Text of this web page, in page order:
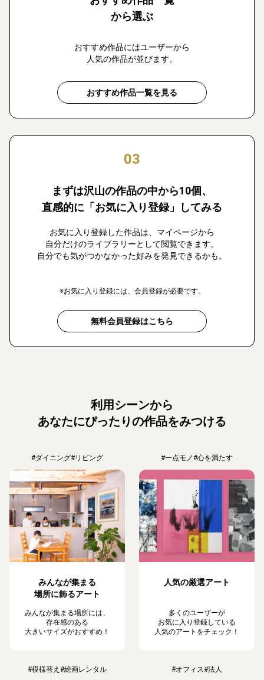
から選ぶ
おすすめ作品にはユーザーから
人気の作品が並びます。
おすすめ作品一覧を見る
03
まずは沢山の作品の中から10個、
直感的に「お気に入り登録」してみる
お気に入り登録した作品は、マイページから
自分だけのライブラリーとして閲覧できます。
自分でも気がつかなかった好みを発見できるかも。
※お気に入り登録には、会員登録が必要です。
無料会員登録はこちら
利用シーンから
あなたにぴったりの作品をみつける
#ダイニング#リビング
みんなが集まる
場所に飾るアート
みんなが集まる場所には、
存在感のある
大きいサイズがおすすめ！
#一点モノ#心を満たす
人気の厳選アート
多くのユーザーが
お気に入り登録している
人気のアートをチェック！
#模様替え #絵画レンタル #オフィス#法人